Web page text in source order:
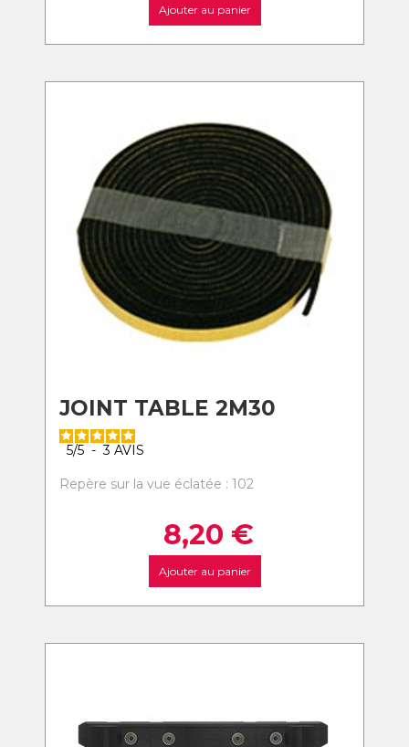
Ajouter au panier
JOINT TABLE 2M30
5/5 - 3 AVIS
Repère sur la vue éclatée : 102
8,20 €
Ajouter au panier